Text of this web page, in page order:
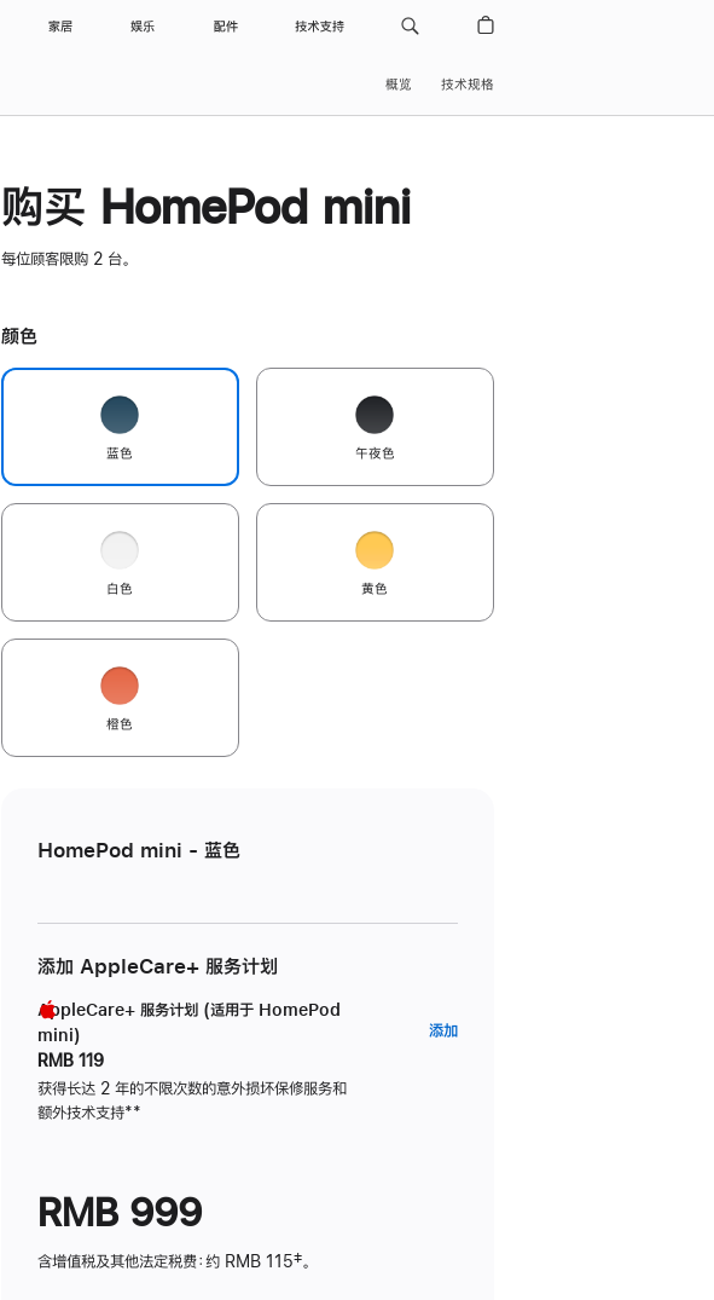
家居 娱乐 配件 技术支持
概览 技术规格
购买 HomePod mini
每位顾客限购 2 台。
颜色
蓝色 午夜色
白色 黄色
橙色
HomePod mini - 蓝色
添加 AppleCare+ 服务计划
AppleCare+ 服务计划 (适用于 HomePod
mini)
RMB 119
获得长达 2 年的不限次数的意外损坏保修服务和
额外技术支持脚
**
添加AppleCare+
RMB 999
含增值税及其他法定税费：约 RMB 115‡。